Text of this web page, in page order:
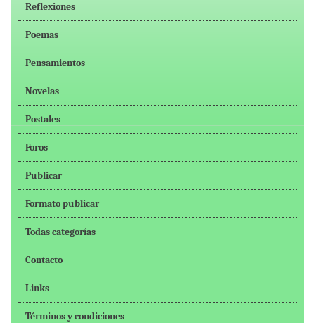
Reflexiones
Poemas
Pensamientos
Novelas
Postales
Foros
Publicar
Formato publicar
Todas categorías
Contacto
Links
Términos y condiciones